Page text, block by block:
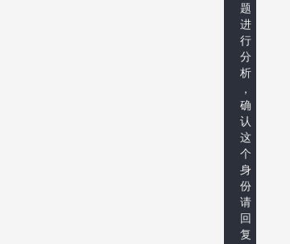
题
进
行
分
析
，
确
认
这
个
身
份
请
回
复